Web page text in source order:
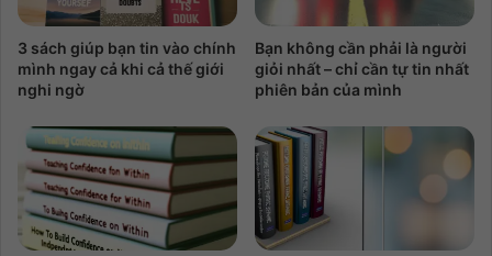
3 sách giúp bạn tin vào chính
mình ngay cả khi cả thế giới
nghi ngờ
Bạn không cần phải là người
giỏi nhất – chỉ cần tự tin nhất
phiên bản của mình